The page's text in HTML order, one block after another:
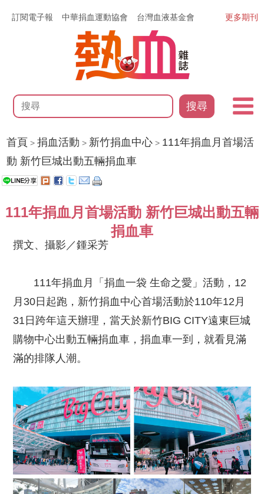
訂閱電子報 中華捐血運動協會 台灣血液基金會
搜尋
更多期刊
首頁 >捐血活動 > 新竹捐血中心 > 111年捐血月首場活
動 新竹巨城出動五輛捐血車
111年捐血月首場活動 新竹巨城出動五輛
捐血車
撰文、攝影／鍾采芳
111年捐血月「捐血一袋 生命之愛」活動，12
月30日起跑，新竹捐血中心首場活動於110年12月
31日跨年這天辦理，當天於新竹BIG CITY遠東巨城
購物中心出動五輛捐血車，捐血車一到，就看見滿
滿的排隊人潮。